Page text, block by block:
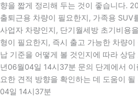
향을 짧게 정리해 두는 것이 좋습니다.
출퇴근용 차량이 필요한지, 가족용 SUV
사업자 차량인지, 단기월세방 초기비용
형이 필요한지, 즉시 출고 가능한 차량
납 기준을 어떻게 볼 것인지에 따라 상
년06월04일 14시37분 문의 단계에서
요한 견적 방향을 확인하는 데 도움이
04일 14시37분